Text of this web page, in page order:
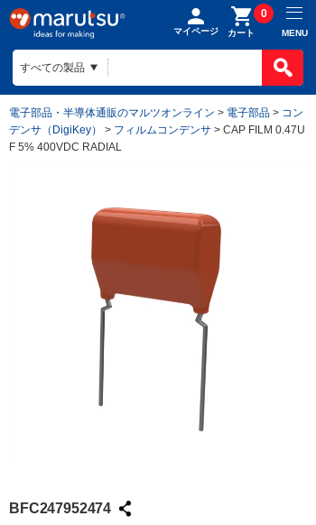
マイページ カート
0
MENU
電子部品・半導体通販のマルツオンライン > 電子部品 > コン
デンサ（DigiKey）
> フィルムコンデンサ > CAP FILM 0.47U
F 5% 400VDC RADIAL
BFC247952474